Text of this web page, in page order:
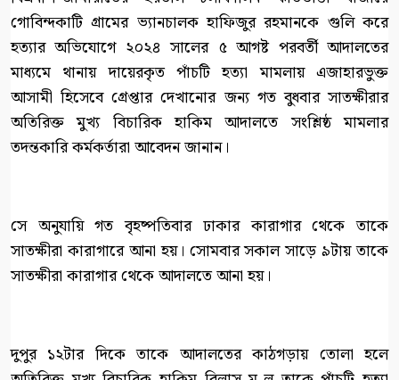
গোবিন্দকাটি গ্রামের ভ্যানচালক হাফিজুর রহমানকে গুলি করে
হত্যার অভিযোগে ২০২৪ সালের ৫ আগষ্ট পরবর্তী আদালতের
মাধ্যমে থানায় দায়েরকৃত পাঁচটি হত্যা মামলায় এজাহারভুক্ত
আসামী হিসেবে গ্রেপ্তার দেখানোর জন্য গত বুধবার সাতক্ষীরার
অতিরিক্ত মুখ্য বিচারিক হাকিম আদালতে সংশ্লিষ্ঠ মামলার
তদন্তকারি কর্মকর্তারা আবেদন জানান।
সে অনুযায়ি গত বৃহষ্পতিবার ঢাকার কারাগার থেকে তাকে
সাতক্ষীরা কারাগারে আনা হয়। সোমবার সকাল সাড়ে ৯টায় তাকে
সাতক্ষীরা কারাগার থেকে আদালতে আনা হয়।
দুপুর ১২টার দিকে তাকে আদালতের কাঠগড়ায় তোলা হলে